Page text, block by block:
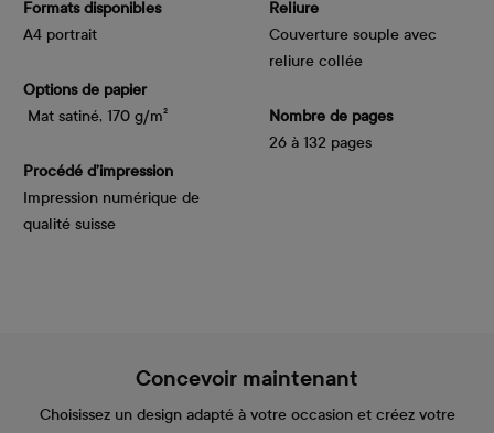
Formats disponibles
A4 portrait
Options de papier
Mat satiné, 170 g/m²
Procédé d’impression
Impression numérique de
qualité suisse
Reliure
Couverture souple avec
reliure collée
Nombre de pages
26 à 132 pages
Concevoir maintenant
Choisissez un design adapté à votre occasion et créez votre